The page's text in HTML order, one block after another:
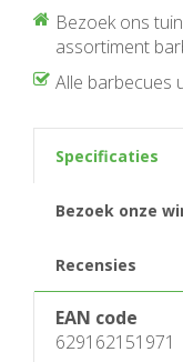
Bezoek ons
assortiment
Alle barbecues
Specificaties
Bezoek onze
Recensies
EAN code
629162151971